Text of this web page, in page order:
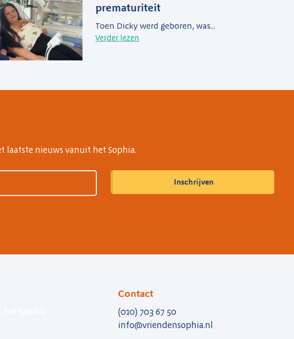
prematuriteit
Toen Dicky werd geboren, was...
Verder lezen
laatste nieuws vanuit het Sophia.
Contact
(010) 703 67 50
info@vriendensophia.nl